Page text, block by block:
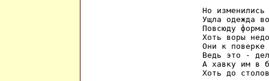
Но
Ущла одежда
Повсюду
Хоть воры
Они к
Ведь это -
А хавку им в
Хоть до